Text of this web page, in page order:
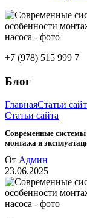
+7 (978) 515 999 7
Блог
ГлавнаяСтатьи
Статьи сайта
Современные системы
монтажа и
От Админ
23.06.2025